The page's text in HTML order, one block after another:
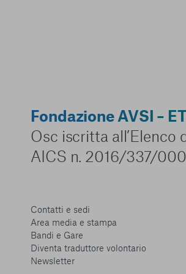
Fondazione AVSI –
Osc iscritta all’Elenco
AICS n. 2016/337/
Contatti e sedi
Area media e stampa
Bandi e Gare
Diventa traduttore volontario
Newsletter